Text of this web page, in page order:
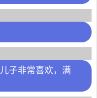
子非常喜欢，满